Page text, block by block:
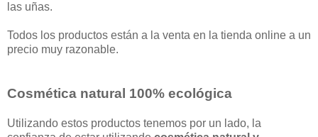
las uñas.
Todos los productos están a la venta en la tienda online a un
precio muy razonable.
Cosmética natural 100% ecológica
Utilizando estos productos tenemos por un lado, la